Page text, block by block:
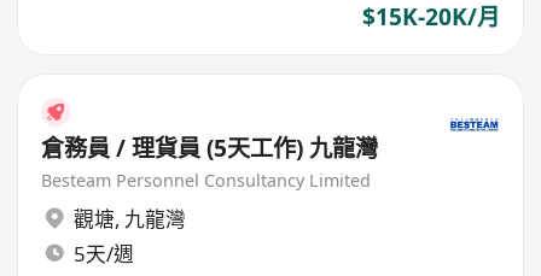
$15K-20K/月
倉務員 / 理貨員 (5天工作) 九龍灣
Besteam Personnel Consultancy Limited
觀塘, 九龍灣
5天/週